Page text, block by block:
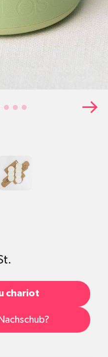
Nachfüll-
Pads
(ohne
chariot